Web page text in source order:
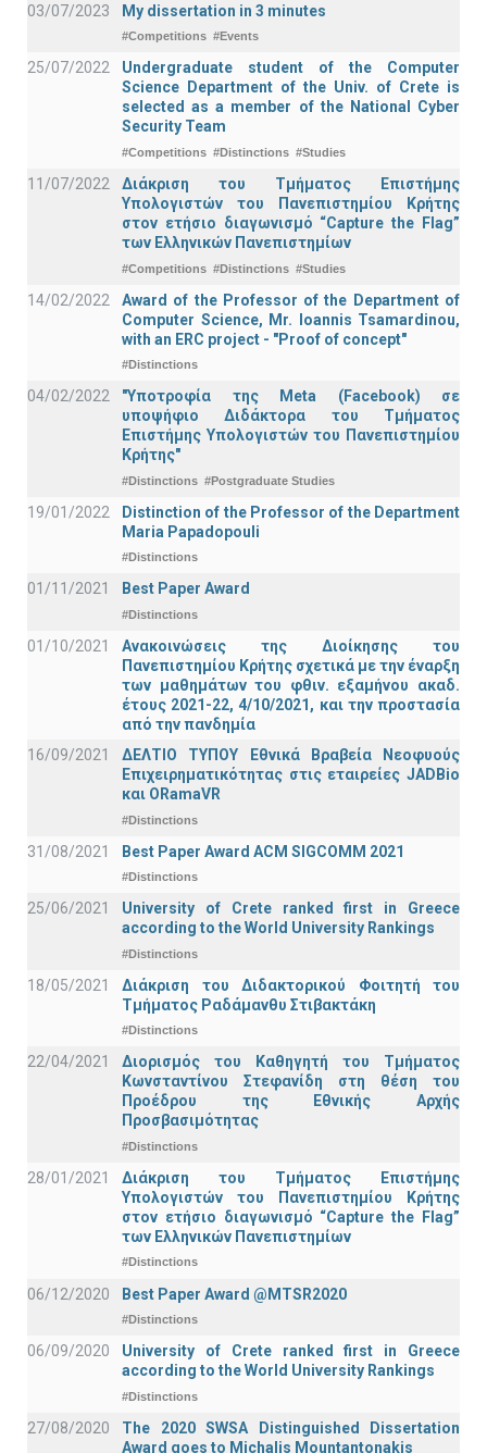
03/07/2023
My dissertation in 3 minutes
#Competitions #Events
25/07/2022
Undergraduate student of the Computer
Science Department of the Univ. of Crete is
selected as a member of the National Cyber
Security Team
#Competitions #Distinctions #Studies
11/07/2022
Διάκριση του Τμήματος Επιστήμης
Υπολογιστών του Πανεπιστημίου Κρήτης
στον ετήσιο διαγωνισμό “Capture the Flag”
των Ελληνικών Πανεπιστημίων
#Competitions #Distinctions #Studies
14/02/2022
Award of the Professor of the Department of
Computer Science, Mr. Ioannis Tsamardinou,
with an ERC project - "Proof of concept"
#Distinctions
04/02/2022
"Υποτροφία της Meta (Facebook) σε
υποψήφιο Διδάκτορα του Τμήματος
Επιστήμης Υπολογιστών του Πανεπιστημίου
Κρήτης"
#Distinctions #Postgraduate Studies
19/01/2022
Distinction of the Professor of the Department
Maria Papadopouli
#Distinctions
01/11/2021 Best Paper Award
#Distinctions
01/10/2021
Ανακοινώσεις της Διοίκησης του
Πανεπιστημίου Κρήτης σχετικά με την έναρξη
των μαθημάτων του φθιν. εξαμήνου ακαδ.
έτους 2021-22, 4/10/2021, και την προστασία
από την πανδημία
16/09/2021
ΔΕΛΤΙΟ ΤΥΠΟΥ Εθνικά Βραβεία Νεοφυούς
Επιχειρηματικότητας στις εταιρείες JADBio
και ORamaVR
#Distinctions
31/08/2021 Best Paper Award ACM SIGCOMM 2021
#Distinctions
25/06/2021
University of Crete ranked first in Greece
according to the World University Rankings
#Distinctions
18/05/2021
Διάκριση του Διδακτορικού Φοιτητή του
Τμήματος Ραδάμανθυ Στιβακτάκη
#Distinctions
22/04/2021
Διορισμός του Καθηγητή του Τμήματος
Κωνσταντίνου Στεφανίδη στη θέση του
Προέδρου της Εθνικής Αρχής
Προσβασιμότητας
#Distinctions
28/01/2021
Διάκριση του Τμήματος Επιστήμης
Υπολογιστών του Πανεπιστημίου Κρήτης
στον ετήσιο διαγωνισμό “Capture the Flag”
των Ελληνικών Πανεπιστημίων
#Distinctions
06/12/2020 Best Paper Award @MTSR2020
#Distinctions
06/09/2020
University of Crete ranked first in Greece
according to the World University Rankings
#Distinctions
27/08/2020
The 2020 SWSA Distinguished Dissertation
Award goes to Michalis Mountantonakis